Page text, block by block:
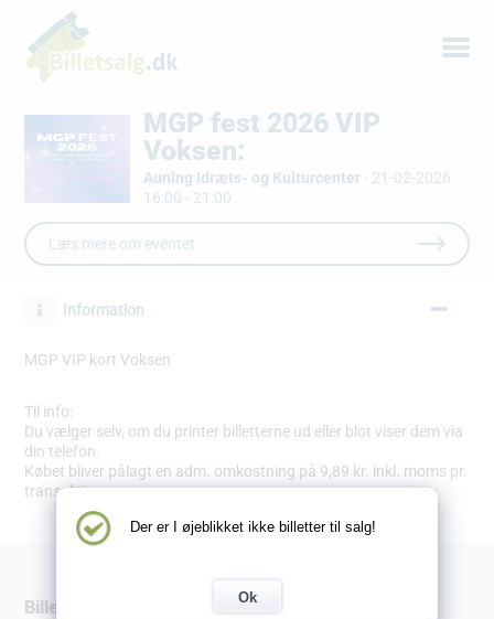
MGP fest 2026 VIP
Voksen:
Auning Idræts- og Kulturcenter · 21-02-2026
16:00 - 21:00
Læs mere om eventet
Information
MGP VIP kort Voksen
Til info:
Du vælger selv, om du printer billetterne ud eller blot viser dem via
din telefon.
Købet bliver pålagt en adm. omkostning på 9,89 kr. inkl. moms pr.
transaktion.
Der er I øjeblikket ikke billetter til salg!
Ok
Billetsalg.dk